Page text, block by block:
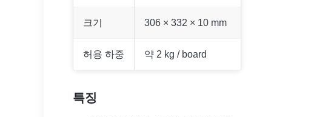
크기 306 × 332 × 10 mm
허용 하중 약 2 kg / board
특징